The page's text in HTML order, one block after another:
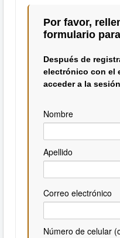
Por favor,
formulario
Después de
electrónico con el
acceder a la
Nombre
Apellido
Correo electrónico
Número de celular